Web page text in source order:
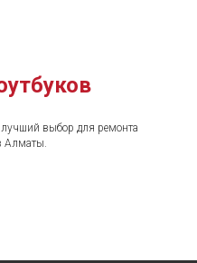
выбор для ремонта
Алматы.